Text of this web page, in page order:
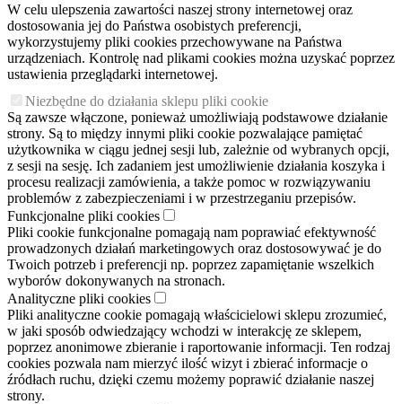
W celu ulepszenia zawartości naszej strony internetowej oraz
dostosowania jej do Państwa osobistych preferencji,
wykorzystujemy pliki cookies przechowywane na Państwa
urządzeniach. Kontrolę nad plikami cookies można uzyskać poprzez
ustawienia przeglądarki internetowej.
Niezbędne do działania sklepu pliki cookie
Są zawsze włączone, ponieważ umożliwiają podstawowe działanie
strony. Są to między innymi pliki cookie pozwalające pamiętać
użytkownika w ciągu jednej sesji lub, zależnie od wybranych opcji,
z sesji na sesję. Ich zadaniem jest umożliwienie działania koszyka i
procesu realizacji zamówienia, a także pomoc w rozwiązywaniu
problemów z zabezpieczeniami i w przestrzeganiu przepisów.
Funkcjonalne pliki cookies
Pliki cookie funkcjonalne pomagają nam poprawiać efektywność
prowadzonych działań marketingowych oraz dostosowywać je do
Twoich potrzeb i preferencji np. poprzez zapamiętanie wszelkich
wyborów dokonywanych na stronach.
Analityczne pliki cookies
Pliki analityczne cookie pomagają właścicielowi sklepu zrozumieć,
w jaki sposób odwiedzający wchodzi w interakcję ze sklepem,
poprzez anonimowe zbieranie i raportowanie informacji. Ten rodzaj
cookies pozwala nam mierzyć ilość wizyt i zbierać informacje o
źródłach ruchu, dzięki czemu możemy poprawić działanie naszej
strony.